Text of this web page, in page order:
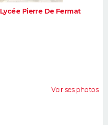
Lycée Pierre De Fermat
Voir ses photos